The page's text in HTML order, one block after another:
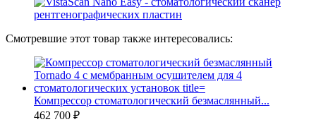
Смотревшие этот товар также интересовались:
Компрессор стоматологический безмаслянный...
462 700 ₽